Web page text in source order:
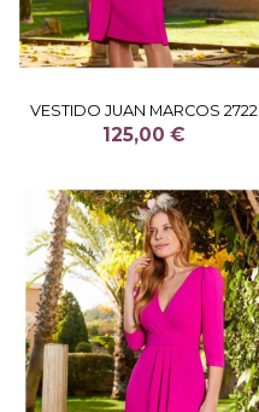
VESTIDO JUAN MARCOS 2722
125,00 €